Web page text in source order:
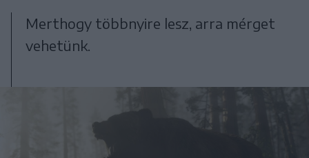
Merthogy többnyire lesz, arra mérget
vehetünk.